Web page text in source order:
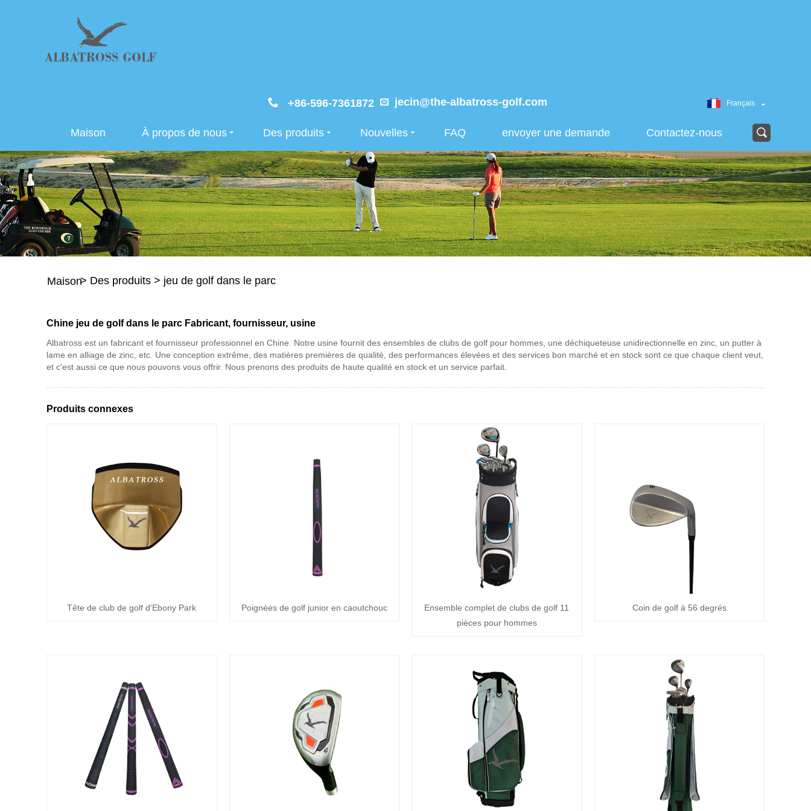
+86-596-7361872 jecin@the-albatross-golf.com Français
Maison À propos de nous Des produits Nouvelles FAQ envoyer une demande Contactez-nous
Maison> Des produits > jeu de golf dans le parc
Chine jeu de golf dans le parc Fabricant, fournisseur, usine
Albatross est un fabricant et fournisseur professionnel en Chine. Notre usine fournit des ensembles de clubs de golf pour hommes, une déchiqueteuse unidirectionnelle en zinc, un putter à
lame en alliage de zinc, etc. Une conception extrême, des matières premières de qualité, des performances élevées et des services bon marché et en stock sont ce que chaque client veut,
et c'est aussi ce que nous pouvons vous offrir. Nous prenons des produits de haute qualité en stock et un service parfait.
Produits connexes
Tête de club de golf d'Ebony Park Poignées de golf junior en caoutchouc
Ensemble complet de clubs de golf 11
pièces pour hommes
Coin de golf à 56 degrés